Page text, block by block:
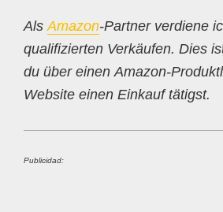
AlsAmazon-Partner verdiene
qualifizierten Verkäufen. Dies
du über einen Amazon-
Website einen Einkauf tätigst.
Publicidad: